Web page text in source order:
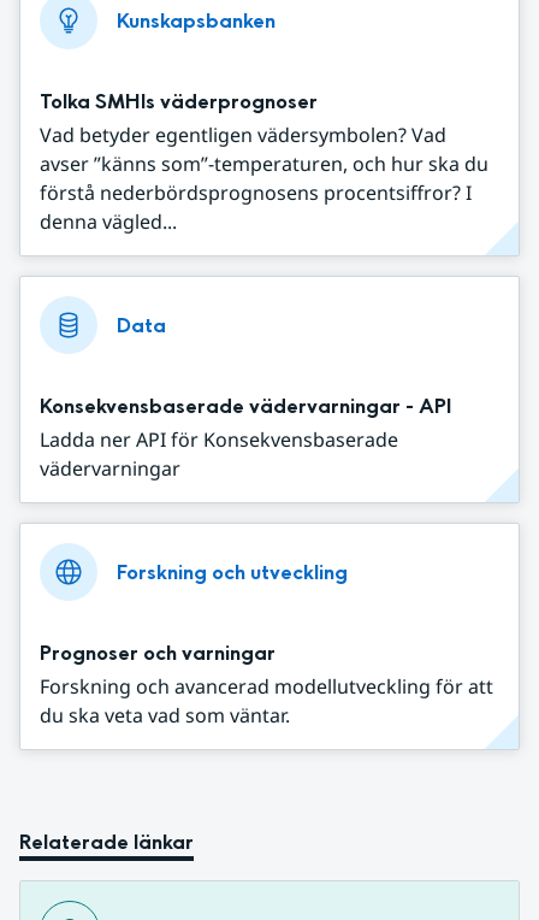
Kunskapsbanken
Tolka SMHIs väderprognoser
Vad betyder egentligen vädersymbolen? Vad
avser ”känns som”-temperaturen, och hur ska du
förstå nederbördsprognosens procentsiffror? I
denna vägled...
Data
Konsekvensbaserade vädervarningar - API
Ladda ner API för Konsekvensbaserade
vädervarningar
Forskning och utveckling
Prognoser och varningar
Forskning och avancerad modellutveckling för att
du ska veta vad som väntar.
Relaterade länkar